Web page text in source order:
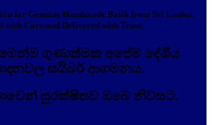
for Genuine Handmade Batik from Sri Lanka,
with Care and Delivered with Trust.
ගුණාත්මක අපේම දේශීය
සයිබර් ආගමනය.
සුරක්ෂිතව ඔබේ නිවසට.